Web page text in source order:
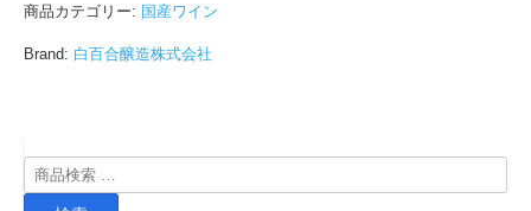
商品カテゴリー: 国産ワイン
Brand: 白百合醸造株式会社
検
索